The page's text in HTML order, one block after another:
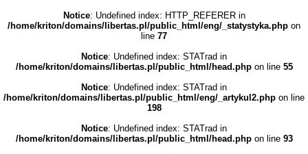
Notice: Undefined index: HTTP_REFERER in
/home/kriton/domains/libertas.pl/public_html/eng/_statystyka.php on
line 77
Notice: Undefined index: STATrad in
/home/kriton/domains/libertas.pl/public_html/head.phpon line 55
Notice: Undefined index: STATrad in
/home/kriton/domains/libertas.pl/public_html/eng/_artykul2.php on line
198
Notice: Undefined index: STATrad in
/home/kriton/domains/libertas.pl/public_html/head.phpon line 93